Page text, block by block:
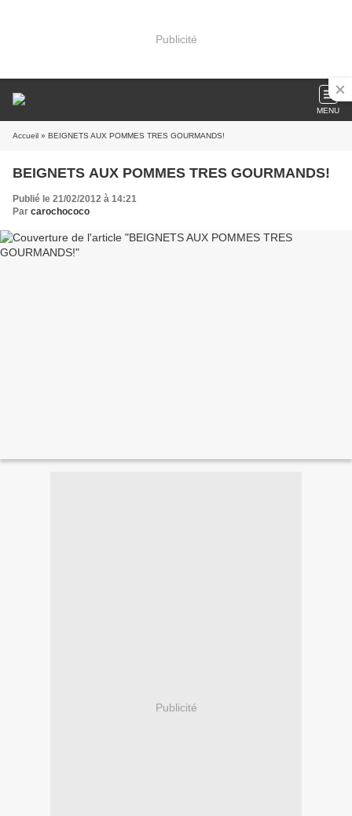
Publicité
MENU
Accueil » BEIGNETS AUX POMMES TRES GOURMANDS!
BEIGNETS AUX POMMES TRES GOURMANDS!
Publié le 21/02/2012 à 14:21
Par carochococo
Publicité